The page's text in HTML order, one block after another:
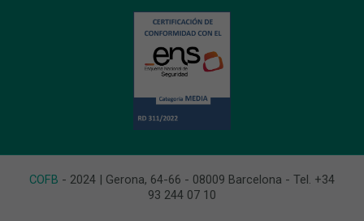
COFB - 2024 | Gerona, 64-66 - 08009 Barcelona - Tel. +34
93 244 07 10